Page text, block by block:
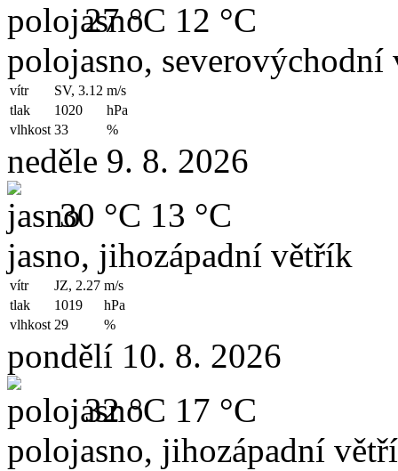
27 °C 12 °C
polojasno, severovýchodní
vítr SV, 3.12 m/s
tlak
1020
hPa
vlhkost 33 %
neděle 9. 8. 2026
30 °C 13 °C
jasno, jihozápadní větřík
vítr JZ, 2.27 m/s
tlak
1019
hPa
vlhkost 29 %
pondělí 10. 8. 2026
32 °C 17 °C
polojasno, jihozápadní